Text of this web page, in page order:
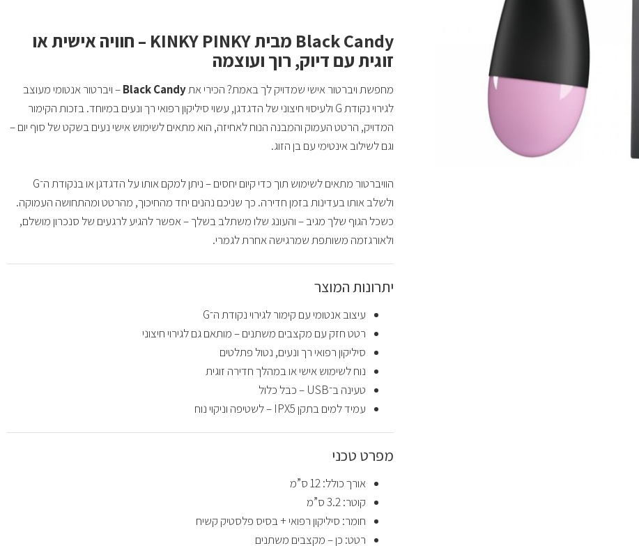
Black Candy מבית KINKY PINKY
– חוויה אישית או
זוגית עם דיוק, רוך ועוצמה
מחפשת ויברטור אישי שמדויק לך באמת? הכירי אתBlack Candy– ויברטור אנטומי מעוצב
לגירוי נקודת G ולעיסוי חיצוני של הדגדגן, עשוי סיליקון רפואי רך ונעים במיוחד. בזכות הקימור
המדויק, הרטט העמוק והמבנה הנוח לאחיזה, הוא מתאים לשימוש אישי נעים בשקט של סוף יום –
וגם לשילוב אינטימי עם בן הזוג.
הוויברטור מתאים לשימוש תוך כדי קיום יחסים – ניתן למקם אותו על הדגדגן או בנקודת ה־G
ולשלב אותו בעדינות בזמן חדירה. כך שניכם נהנים יחד מהחיכוך, מהרטט ומהתחושה העמוקה.
כשכל הגוף שלך מגיב – והעונג שלו משתלב בשלך – אפשר להגיע לרגעים של סנכרון מושלם,
ולאורגזמה משותפת שמרגישה אחרת לגמרי.
יתרונות המוצר
עיצוב אנטומי עם קימור לגירוי נקודת ה־G
רטט חזק עם מקצבים משתנים – מותאם גם לגירוי חיצוני
סיליקון רפואי רך ונעים, נטול פתלטים
נוח לשימוש אישי או במהלך חדירה זוגית
טעינה ב־USB – כבל כלול
עמיד למים בתקן IPX5 – לשטיפה וניקוי נוח
מפרט טכני
אורך כולל: 12 ס”מ
קוטר: 3.2 ס”מ
חומר: סיליקון רפואי + בסיס פלסטיק קשיח
רטט: כן – מקצבים משתנים